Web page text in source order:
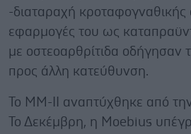
-διαταραχή
εφαρμογές του ως
με οστεοαρθρίτιδα οδήγησαν
προς άλλη κατεύθυνση.
Το ΜΜ-ΙΙ αναπτύχθηκε από
Το Δεκέμβρη, η Moebius